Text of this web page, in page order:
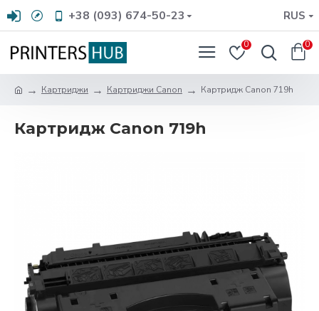
+38 (093) 674-50-23 RUS
0 0
Картриджи Картриджи Canon Картридж Canon 719h
Картридж Canon 719h